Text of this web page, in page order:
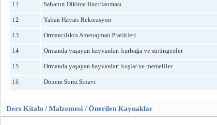
11 Sahanın Dikime Hazırlanması
12 Yaban Hayatı Rekreasyon
13 Ormancılıkta Amenajman Pratikleri
14 Ormanda yaşayan hayvanlar: kurbağa ve sürüngenler
15 Ormanda yaşayan hayvanlar: kuşlar ve memeliler
16 Dönem Sonu Sınavı
Ders Kitabı / Malzemesi / Önerilen Kaynaklar